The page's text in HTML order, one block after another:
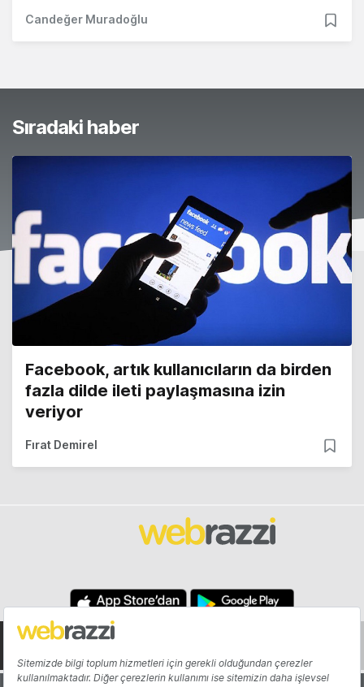
Candeğer Muradoğlu
Sıradaki haber
Facebook, artık kullanıcıların da birden
fazla dilde ileti paylaşmasına izin
veriyor
Fırat Demirel